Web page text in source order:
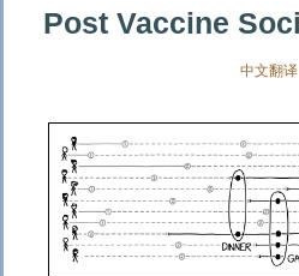
Post Vaccine
中文翻译